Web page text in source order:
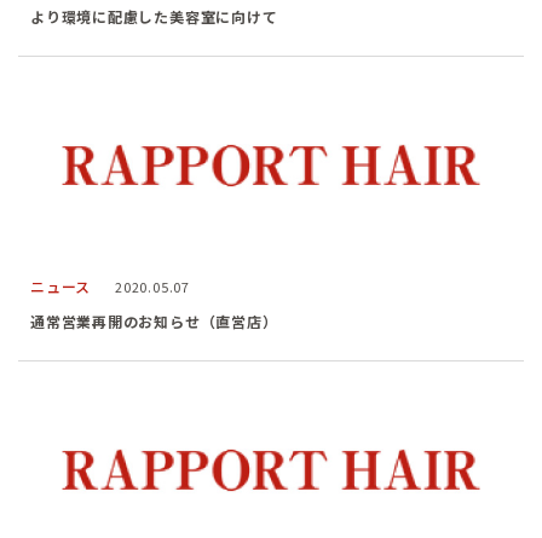
より環境に配慮した美容室に向けて
ニュース 2020.05.07
通常営業再開のお知らせ（直営店）